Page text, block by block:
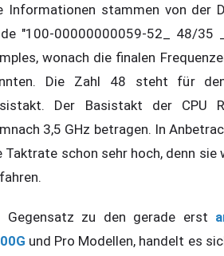
Informationen stammen von der
"100-00000000059-52_ 48/35
wonach die finalen
Die Zahl 48 steht für
Der Basistakt der CPU
3,5 GHz betragen. In
Taktrate schon sehr hoch, denn sie
Gegensatz zu den gerade erst
und Pro Modellen, handelt es